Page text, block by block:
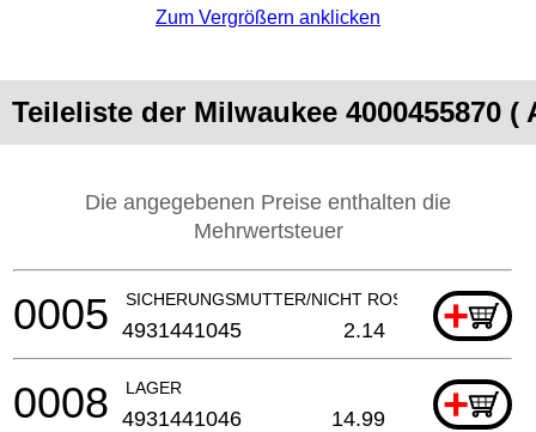
Zum Vergrößern anklicken
Teileliste der Milwaukee 4000455870 (
Die angegebenen Preise enthalten die
Mehrwertsteuer
SICHERUNGSMUTTER/NICHT ROSTENDER STAHL
+
0005 4931441045 2.14
LAGER +
0008 4931441046 14.99